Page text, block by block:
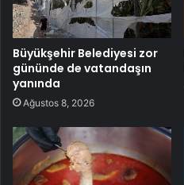
Büyükşehir Belediyesi zor
gününde de vatandaşın
yanında
Ağustos 8, 2026